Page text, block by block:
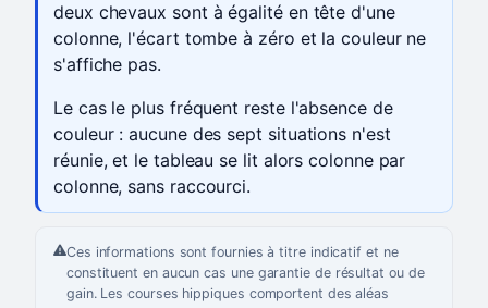
deux chevaux sont à égalité en tête d'une
colonne, l'écart tombe à zéro et la couleur ne
s'affiche pas.
Le cas le plus fréquent reste l'absence de
couleur : aucune des sept situations n'est
réunie, et le tableau se lit alors colonne par
colonne, sans raccourci.
Ces informations sont fournies à titre indicatif et ne
constituent en aucun cas une garantie de résultat ou de
gain. Les courses hippiques comportent des aléas